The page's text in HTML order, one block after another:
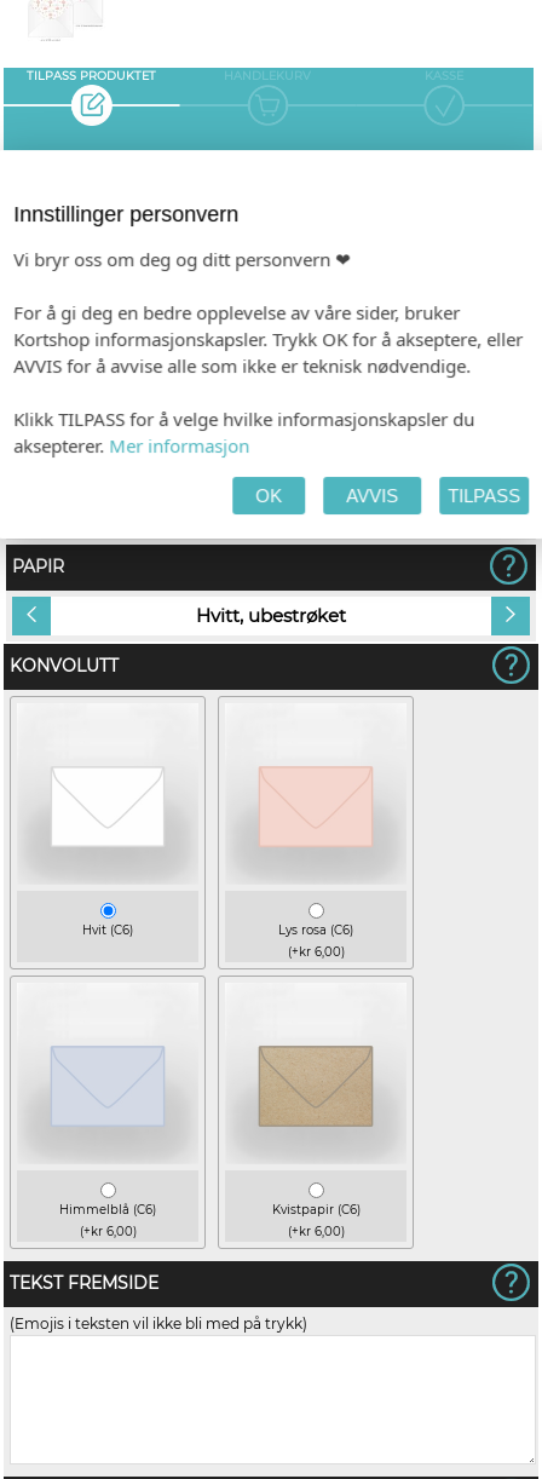
TILPASS PRODUKTET HANDLEKURV KASSE
INDIVIDUALISERING
Ingen
PAPIR
Hvitt, ubestrøket
KONVOLUTT
Hvit (C6)
Lys rosa (C6)
(+kr 6,00)
Himmelblå (C6)
(+kr 6,00)
Kvistpapir (C6)
(+kr 6,00)
TEKST FREMSIDE
(Emojis i teksten vil ikke bli med på trykk)
Innstillinger personvern
Vi bryr oss om deg og ditt personvern ❤
For å gi deg en bedre opplevelse av våre sider, bruker
Kortshop informasjonskapsler. Trykk OK for å akseptere, eller
AVVIS for å avvise alle som ikke er teknisk nødvendige.
Klikk TILPASS for å velge hvilke informasjonskapsler du
aksepterer. Mer informasjon
OK AVVIS TILPASS